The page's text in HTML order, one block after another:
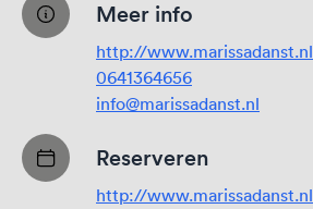
Meer info
http://www.marissadanst.nl
0641364656
info@marissadanst.nl
Reserveren
http://www.marissadanst.nl